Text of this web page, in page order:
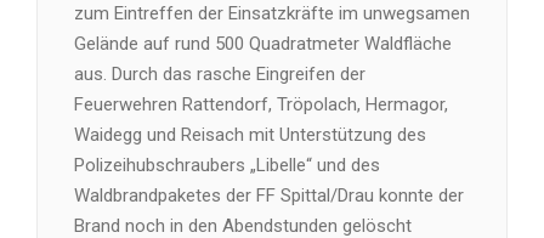
zum Eintreffen der Einsatzkräfte im unwegsamen
Gelände auf rund 500 Quadratmeter Waldfläche
aus. Durch das rasche Eingreifen der
Feuerwehren Rattendorf, Tröpolach, Hermagor,
Waidegg und Reisach mit Unterstützung des
Polizeihubschraubers „Libelle“ und des
Waldbrandpaketes der FF Spittal/Drau konnte der
Brand noch in den Abendstunden gelöscht